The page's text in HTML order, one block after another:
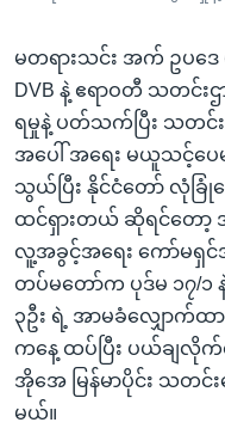
နေရာ
သို့
ကျော်
ရန်
မတရားသင်း အက် ဥပဒေ
DVB နဲ့ ဧရာဝတီ သတင်း
ရမှုနဲ့ ပတ်သက်ပြီး သ
အပေါ် အရေး မယူသင့်
သွယ်ပြီး နိုင်ငံတော် လုံခ
ထင်ရှားတယ် ဆိုရင်တော့
လူ့အခွင့်အရေး ကော်မရှ
တပ်မတော်က ပုဒ်မ ၁၇/
၃ဦး ရဲ့ အာမခံလျှောက်ထ
ကနေ့ ထပ်ပြီး ပယ်ချလို
အိုအေ မြန်မာပိုင်း သတင်း
မယ်။